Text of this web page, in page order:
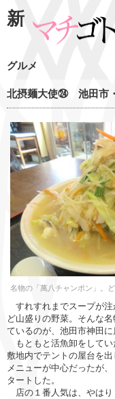
新
グルメ
北摂麺大使㉔ 池田市
名物の「萬八チャンポン」。
すれすれまでスープが注
ど山盛りの野菜。そんな
ているのが、池田市神田に
もともと活魚卸をしてい
敷地内でテントの屋台を
メニューが中心だったが
タートした。
店の１番人気は、やはり